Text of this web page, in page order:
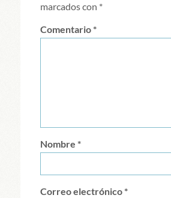
marcados con *
Comentario*
Nombre *
Correo electrónico*